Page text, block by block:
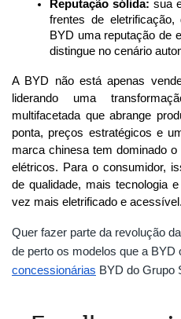
Reputação sólida: sua
frentes de
BYD uma reputação de
distingue no cenário
A BYD não está apenas
liderando uma
multifacetada que abrange
ponta, preços estratégicos e
marca chinesa tem dominado
elétricos. Para o consumidor,
de qualidade, mais tecnologia
vez mais eletrificado e acessível.
Quer fazer parte da revolução
de perto os modelos que a BYD
concessionárias BYD do Grupo